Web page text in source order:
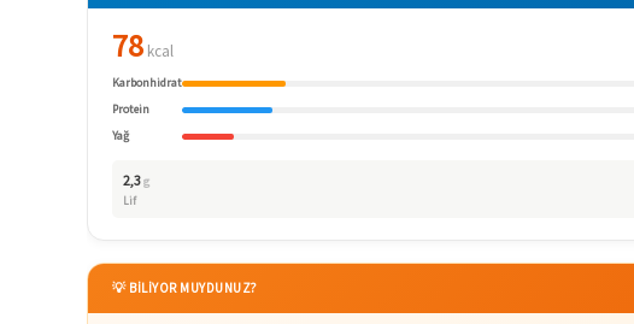
78 kcal
Karbonhidrat
Protein
Yağ
2,3g
Lif
💡 BİLİYOR MUYDUNUZ?